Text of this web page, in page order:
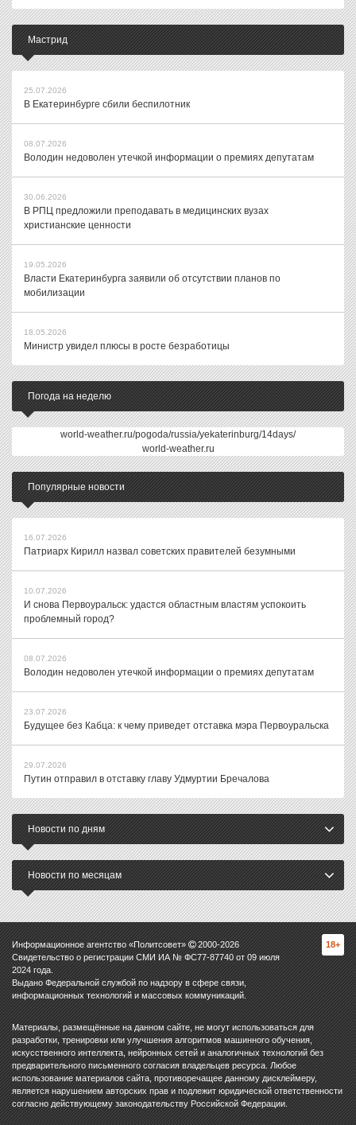
Мастрид
25.07.2026
В Екатеринбурге сбили беспилотник
08.07.2026
Володин недоволен утечкой информации о премиях депутатам
30.06.2026
В РПЦ предложили преподавать в медицинских вузах
христианские ценности
19.05.2026
Власти Екатеринбурга заявили об отсутствии планов по
мобилизации
18.05.2026
Министр увидел плюсы в росте безработицы
Погода на неделю
world-weather.ru/pogoda/russia/yekaterinburg/14days/
world-weather.ru
Популярные новости
16.07.2026
Патриарх Кирилл назвал советских правителей безумными
10.07.2026
И снова Первоуральск: удастся областным властям успокоить
проблемный город?
08.07.2026
Володин недоволен утечкой информации о премиях депутатам
23.07.2026
Будущее без Кабца: к чему приведет отставка мэра Первоуральска
29.07.2026
Путин отправил в отставку главу Удмуртии Бречалова
Новости по дням
Новости по месяцам
Информационное агентство «Политсовет» 2000-2026
Свидетельство о регистрации СМИ ИА № ФС77-87740 от 09 июля
2024 года.
Выдано Федеральной службой по надзору в сфере связи,
информационных технологий и массовых коммуникаций.
18+
Материалы, размещённые на данном сайте, не могут использоваться для
разработки, тренировки или улучшения алгоритмов машинного обучения,
искусственного интеллекта, нейронных сетей и аналогичных технологий без
предварительного письменного согласия владельцев ресурса. Любое
использование материалов сайта, противоречащее данному дисклеймеру,
является нарушением авторских прав и подлежит юридической ответственности
согласно действующему законодательству Российской Федерации.